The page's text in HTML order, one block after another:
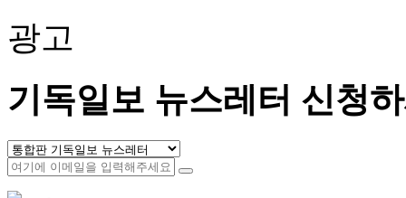
광고
기독일보 뉴스레터 신청